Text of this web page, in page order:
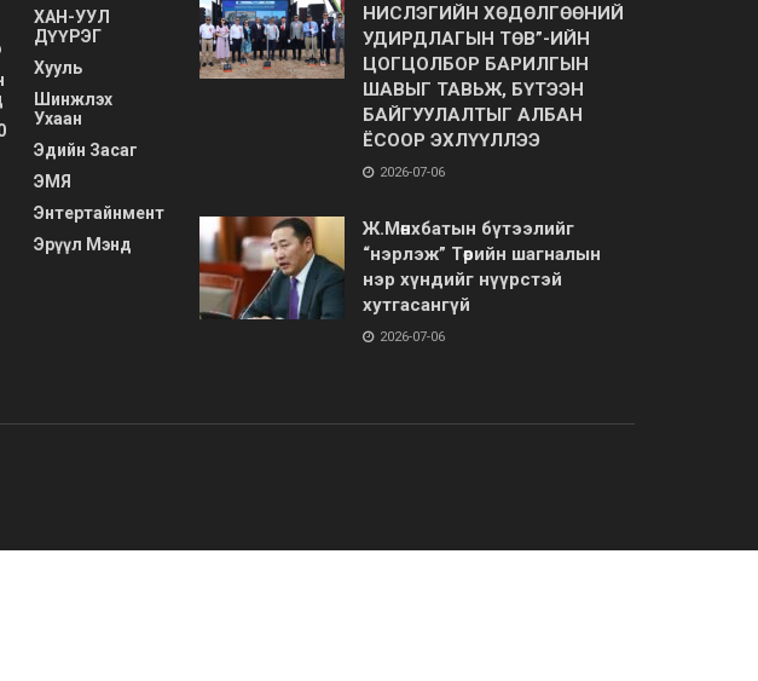
ХАН-УУЛ
ДҮҮРЭГ
Хууль
Шинжлэх
Ухаан
Эдийн Засаг
ЭМЯ
Энтертайнмент
Эрүүл Мэнд
НИСЛЭГИЙН ХӨДӨЛГӨӨНИЙ
УДИРДЛАГЫН ТӨВ”-ИЙН
ЦОГЦОЛБОР БАРИЛГЫН
ШАВЫГ ТАВЬЖ, БҮТЭЭН
БАЙГУУЛАЛТЫГ АЛБАН
ЁСООР ЭХЛҮҮЛЛЭЭ
2026-07-06
Ж.Мөнхбатын бүтээлийг
“нэрлэж” Төрийн шагналын
нэр хүндийг нүүрстэй
хутгасангүй
2026-07-06